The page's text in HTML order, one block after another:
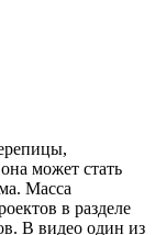
может стать
Масса
в разделе
В видео один из